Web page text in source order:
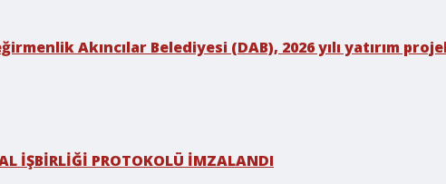
Akıncılar Belediyesi (DAB), 2026 yılı yatırım
İŞBİRLİĞİ PROTOKOLÜ İMZALANDI